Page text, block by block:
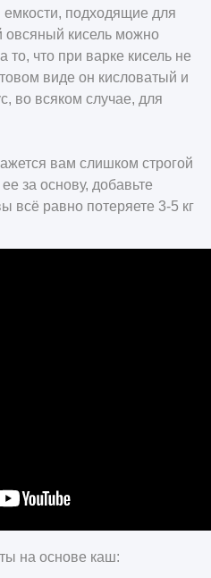
емкости, подходящие для
овсяный кисель можно
что при варке кисель не
виде он кисловатый и
во всяком случае, для
вам слишком строгой
за основу, добавьте
всё равно потеряете 3-5 кг
на основе каш: